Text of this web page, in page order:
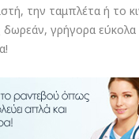
την ταμπλέτα ή το
δωρεάν, γρήγορα εύκολα